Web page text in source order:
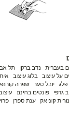
בעברית נדב ברקן תל
על עיצוב
בלוג עיצוב
פלג
יובל סער שפרה
גרפי
פונטים בחינם
נורית קוניאק
ענת ספרן